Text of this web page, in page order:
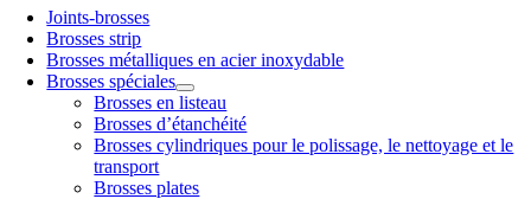
Joints-brosses
Brosses strip
Brosses métalliques en acier inoxydable
Brosses spéciales
Brosses en listeau
Brosses d’étanchéité
Brosses cylindriques pour le polissage, le nettoyage et le
transport
Brosses plates